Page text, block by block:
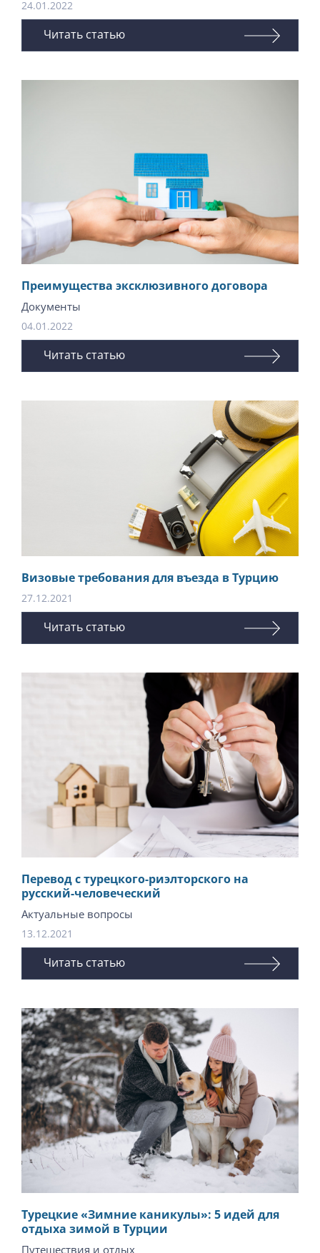
24.01.2022
Читать статью
Преимущества эксклюзивного договора
Документы
04.01.2022
Читать статью
Визовые требования для въезда в Турцию
27.12.2021
Читать статью
Перевод с турецкого-риэлторского на
русский-человеческий
Актуальные вопросы
13.12.2021
Читать статью
Турецкие «Зимние каникулы»: 5 идей для
отдыха зимой в Турции
Путешествия и отдых